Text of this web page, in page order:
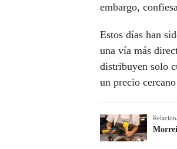
embargo,
Estos días han
una vía más
distribuyen solo
un precio